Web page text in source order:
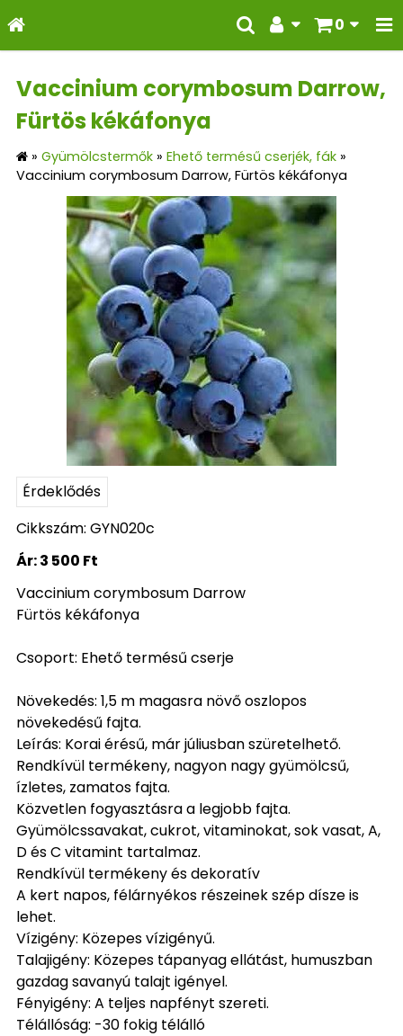
0
Vaccinium corymbosum Darrow,
Fürtös kékáfonya
» Gyümölcstermők » Ehető termésű cserjék, fák »
Vaccinium corymbosum Darrow, Fürtös kékáfonya
Érdeklődés
Cikkszám: GYN020c
Ár:3 500 Ft
Vaccinium corymbosum Darrow
Fürtös kékáfonya
Csoport: Ehető termésű cserje
Növekedés: 1,5 m magasra növő oszlopos
növekedésű fajta.
Leírás: Korai érésű, már júliusban szüretelhető.
Rendkívül termékeny, nagyon nagy gyümölcsű,
ízletes, zamatos fajta.
Közvetlen fogyasztásra a legjobb fajta.
Gyümölcssavakat, cukrot, vitaminokat, sok vasat, A,
D és C vitamint tartalmaz.
Rendkívül termékeny és dekoratív
A kert napos, félárnyékos részeinek szép dísze is
lehet.
Vízigény: Közepes vízigényű.
Talajigény: Közepes tápanyag ellátást, humuszban
gazdag savanyú talajt igényel.
Fényigény: A teljes napfényt szereti.
Télállóság: -30 fokig télálló